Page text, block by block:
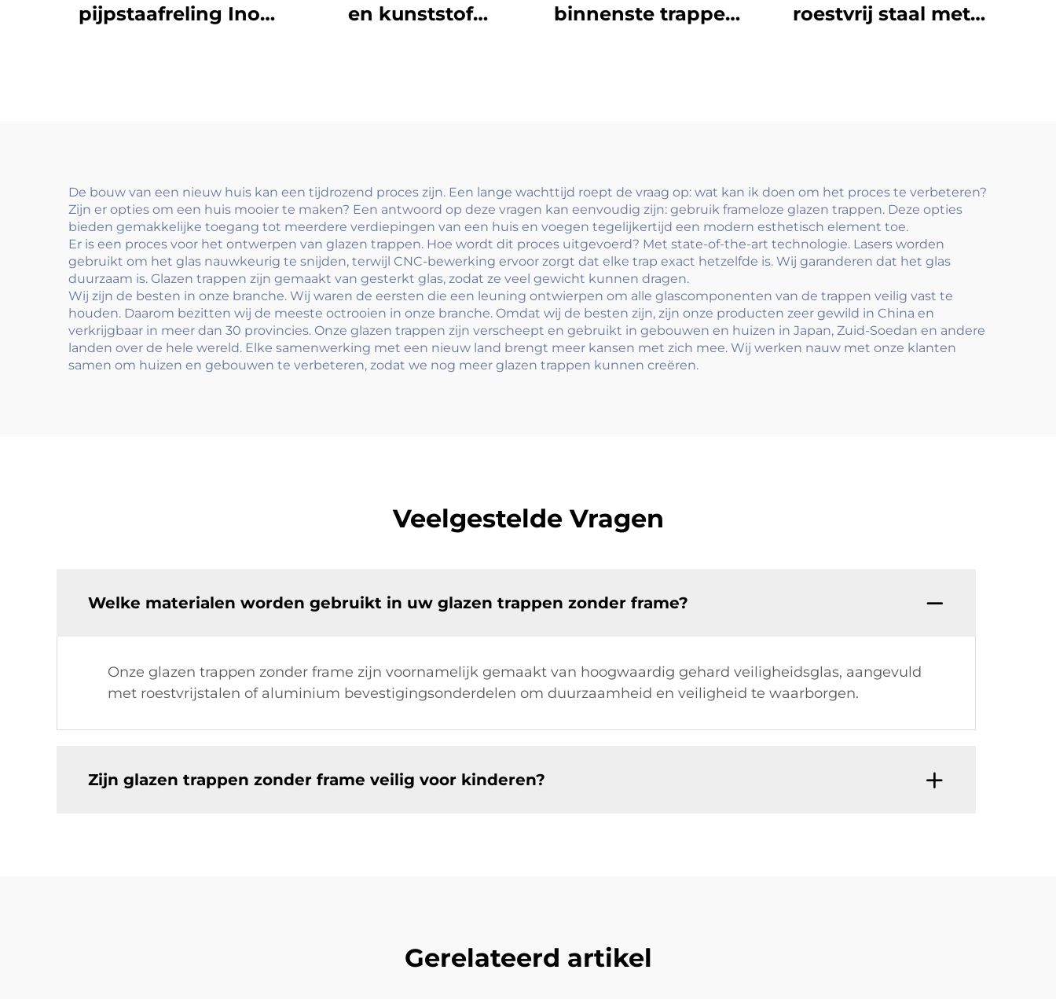
pijpstaafreling Inox
en kunststof
binnenste trappen
roestvrij staal met
De bouw van een nieuw huis kan een tijdrozend proces zijn. Een lange wachttijd roept de vraag op: wat kan ik doen om het proces te verbeteren?
Zijn er opties om een huis mooier te maken? Een antwoord op deze vragen kan eenvoudig zijn: gebruik frameloze glazen trappen. Deze opties
bieden gemakkelijke toegang tot meerdere verdiepingen van een huis en voegen tegelijkertijd een modern esthetisch element toe.
Er is een proces voor het ontwerpen van glazen trappen. Hoe wordt dit proces uitgevoerd? Met state-of-the-art technologie. Lasers worden
gebruikt om het glas nauwkeurig te snijden, terwijl CNC-bewerking ervoor zorgt dat elke trap exact hetzelfde is. Wij garanderen dat het glas
duurzaam is. Glazen trappen zijn gemaakt van gesterkt glas, zodat ze veel gewicht kunnen dragen.
Wij zijn de besten in onze branche. Wij waren de eersten die een leuning ontwierpen om alle glascomponenten van de trappen veilig vast te
houden. Daarom bezitten wij de meeste octrooien in onze branche. Omdat wij de besten zijn, zijn onze producten zeer gewild in China en
verkrijgbaar in meer dan 30 provincies. Onze glazen trappen zijn verscheept en gebruikt in gebouwen en huizen in Japan, Zuid-Soedan en andere
landen over de hele wereld. Elke samenwerking met een nieuw land brengt meer kansen met zich mee. Wij werken nauw met onze klanten
samen om huizen en gebouwen te verbeteren, zodat we nog meer glazen trappen kunnen creëren.
Veelgestelde Vragen
Welke materialen worden gebruikt in uw glazen trappen zonder frame?
Onze glazen trappen zonder frame zijn voornamelijk gemaakt van hoogwaardig gehard veiligheidsglas, aangevuld
met roestvrijstalen of aluminium bevestigingsonderdelen om duurzaamheid en veiligheid te waarborgen.
Zijn glazen trappen zonder frame veilig voor kinderen?
Gerelateerd artikel